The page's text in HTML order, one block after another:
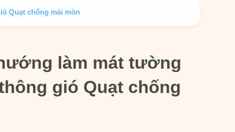
Quạt chống mài mòn
làm mát tường
gió Quạt chống
làm mát tường
gió Quạt chống